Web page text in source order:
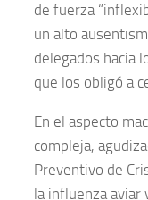
de fuerza
un alto
delegados hacia
que los obligó a
En el aspecto
compleja,
Preventivo de
la influenza aviar